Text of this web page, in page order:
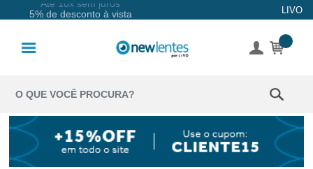
5% de desconto à vista
Até 10x sem juros LIVO
Coloridas
Solução